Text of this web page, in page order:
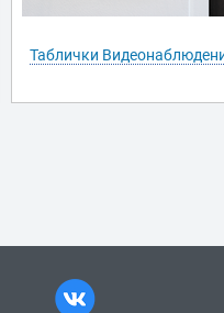
Таблички